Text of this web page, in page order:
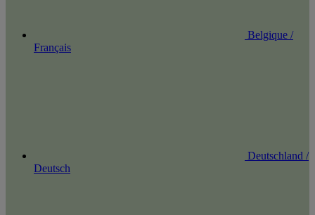
Belgique /
Français
Deutschland /
Deutsch